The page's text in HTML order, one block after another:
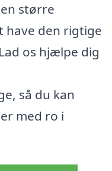
større
have den rigtige
os hjælpe dig
så du kan
med ro i